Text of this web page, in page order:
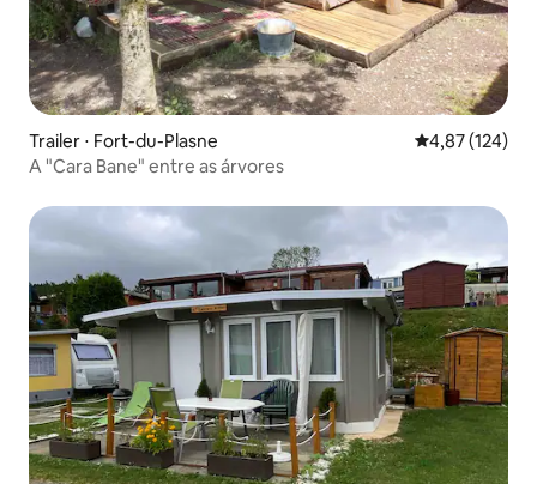
Trailer ⋅ Fort-du-Plasne 4,87 de uma
4,87 (124)
A "Cara Bane" entre as árvores